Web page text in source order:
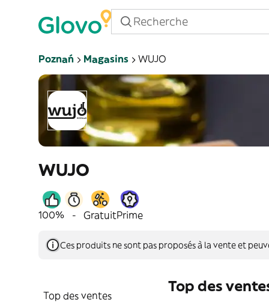
Poznań Magasins WUJO
WUJO
100% - GratuitPrime
Ces produits ne sont pas proposés à la vente et
Top des ventes
Top des